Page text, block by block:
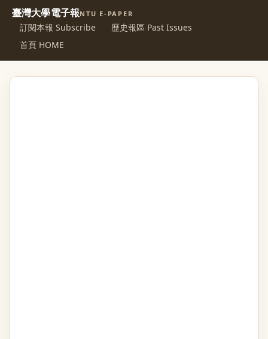
臺灣大學電子報NTU E-PAPER
訂閱本報 Subscribe
歷史報區 Past Issues
首頁 HOME